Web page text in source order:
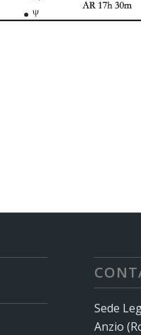
Sede
Anzio